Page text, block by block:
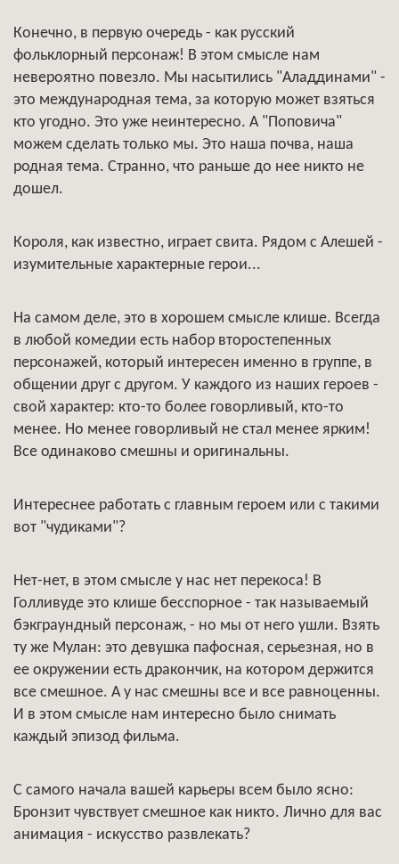
Конечно, в первую очередь - как русский
фольклорный персонаж! В этом смысле нам
невероятно повезло. Мы насытились "Аладдинами" -
это международная тема, за которую может взяться
кто угодно. Это уже неинтересно. А "Поповича"
можем сделать только мы. Это наша почва, наша
родная тема. Странно, что раньше до нее никто не
дошел.
Короля, как известно, играет свита. Рядом с Алешей -
изумительные характерные герои...
На самом деле, это в хорошем смысле клише. Всегда
в любой комедии есть набор второстепенных
персонажей, который интересен именно в группе, в
общении друг с другом. У каждого из наших героев -
свой характер: кто-то более говорливый, кто-то
менее. Но менее говорливый не стал менее ярким!
Все одинаково смешны и оригинальны.
Интереснее работать с главным героем или с такими
вот "чудиками"?
Нет-нет, в этом смысле у нас нет перекоса! В
Голливуде это клише бесспорное - так называемый
бэкграундный персонаж, - но мы от него ушли. Взять
ту же Мулан: это девушка пафосная, серьезная, но в
ее окружении есть дракончик, на котором держится
все смешное. А у нас смешны все и все равноценны.
И в этом смысле нам интересно было снимать
каждый эпизод фильма.
С самого начала вашей карьеры всем было ясно:
Бронзит чувствует смешное как никто. Лично для вас
анимация - искусство развлекать?